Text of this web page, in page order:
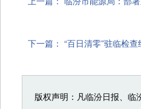
下一篇： “百日清零”驻临检
版权声明：凡临汾日报、临